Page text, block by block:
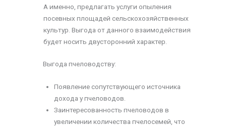
А именно, предлагать услуги опыления
посевных площадей сельскохозяйственных
культур. Выгода от данного взаимодействия
будет носить двусторонний характер.
Выгода пчеловодству:
Появление сопутствующего источника
дохода у пчеловодов.
Заинтересованность пчеловодов в
увеличении количества пчелосемей, что